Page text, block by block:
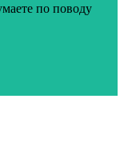
по поводу